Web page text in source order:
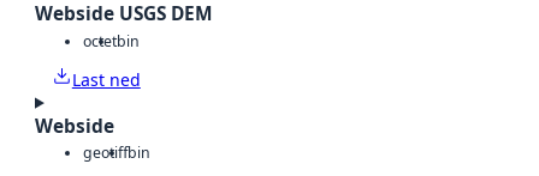
Webside USGS DEM
octetbin
Last ned
Webside
geotiffbin